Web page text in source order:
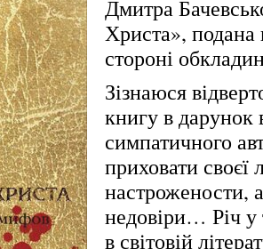
Дмитра
Христа», подана
стороні
Зізнаюся
книгу в дарунок
симпатичного
приховати своєї
настрожености, а
недовіри… Річ
в світовій